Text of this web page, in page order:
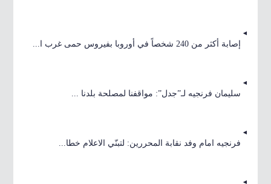
إصابة أكثر من 240 شخصاً في أوروبا بفيروس حمى غرب ا...
سليمان فرنجيه لـ”جدل”: مواقفنا لمصلحة بلدنا ...
فرنجيه امام وفد نقابة المحررين: لتبنّي الاعلام خطا...